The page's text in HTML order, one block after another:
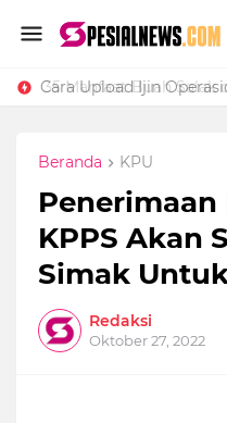
Beranda KPU
Penerimaan
KPPS Akan
Simak
Redaksi
Oktober 27, 2022